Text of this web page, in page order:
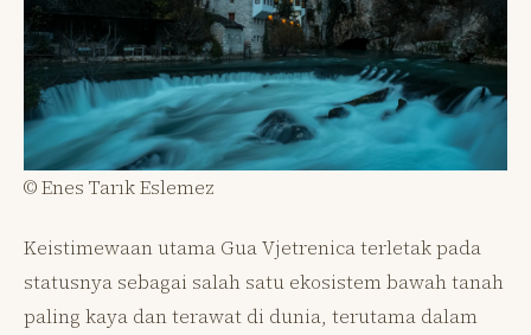
© Enes Tarık Eslemez
Keistimewaan utama Gua Vjetrenica terletak pada
statusnya sebagai salah satu ekosistem bawah tanah
paling kaya dan terawat di dunia, terutama dalam